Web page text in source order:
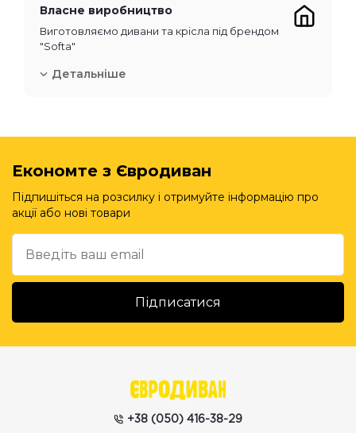
Власне виробництво
Виготовляємо дивани та крісла під брендом
"Softa"
Детальніше
Економте з Євродиван
Підпишіться на розсилку і отримуйте інформацію про
акції або нові товари
+38 (050) 416-38-29